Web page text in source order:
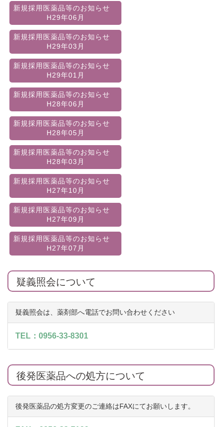
新規採用医薬品等のお知らせ
H29年06月
新規採用医薬品等のお知らせ
H29年03月
新規採用医薬品等のお知らせ
H29年01月
新規採用医薬品等のお知らせ
H28年06月
新規採用医薬品等のお知らせ
H28年05月
新規採用医薬品等のお知らせ
H28年03月
新規採用医薬品等のお知らせ
H27年10月
新規採用医薬品等のお知らせ
H27年09月
新規採用医薬品等のお知らせ
H27年07月
疑義照会について
疑義照会は、薬剤部へ電話でお問い合わせください
TEL： 0956-33-8301
後発医薬品への処方について
後発医薬品の処方変更のご連絡はFAXにてお願いします。